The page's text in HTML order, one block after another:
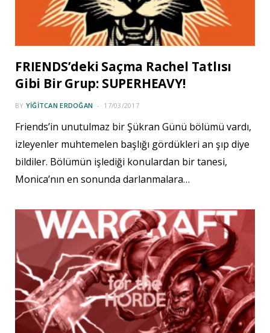
FRIENDS’deki Saçma Rachel Tatlısı
Gibi Bir Grup: SUPERHEAVY!
BY YIĞITCAN ERDOĞAN 17/03/2017
Friends’in unutulmaz bir Şükran Günü bölümü vardı,
izleyenler muhtemelen başlığı gördükleri an şıp diye
bildiler. Bölümün işlediği konulardan bir tanesi,
Monica’nın en sonunda darlanmalara…